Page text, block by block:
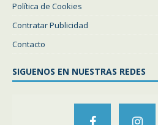
Política de Cookies
Contratar Publicidad
Contacto
SIGUENOS EN NUESTRAS REDES